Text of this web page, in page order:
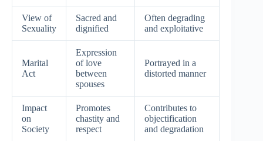
View of
Sexuality
Sacred and
dignified
Often degrading
and exploitative
Marital
Act
Expression
of love
between
spouses
Portrayed in a
distorted manner
Impact
on
Society
Promotes
chastity and
respect
Contributes to
objectification
and degradation